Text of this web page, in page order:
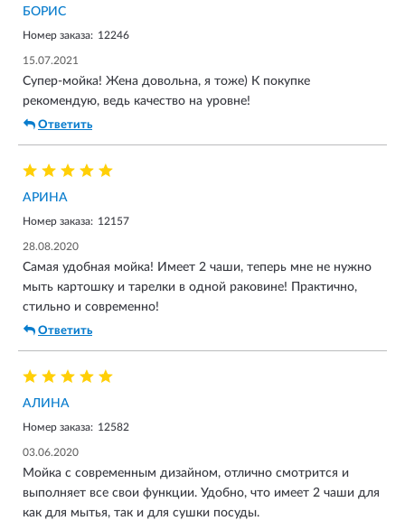
БОРИС
Номер заказа: 12246
15.07.2021
Супер-мойка! Жена довольна, я тоже) К покупке
рекомендую, ведь качество на уровне!
Ответить
АРИНА
Номер заказа: 12157
28.08.2020
Самая удобная мойка! Имеет 2 чаши, теперь мне не нужно
мыть картошку и тарелки в одной раковине! Практично,
стильно и современно!
Ответить
АЛИНА
Номер заказа: 12582
03.06.2020
Мойка с современным дизайном, отлично смотрится и
выполняет все свои функции. Удобно, что имеет 2 чаши для
как для мытья, так и для сушки посуды.